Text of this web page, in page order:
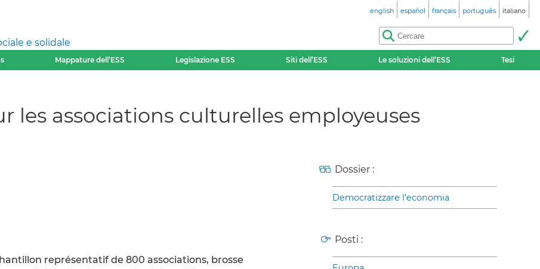
e solidale
english español français português italiano
Mappature dell’ESS Legislazione ESS Siti dell’ESS Le soluzioni dell’ESS Tesi
les associations culturelles employeuses
représentatif de 800 associations, brosse
Dossier :
Democratizzare l’economia
Posti :